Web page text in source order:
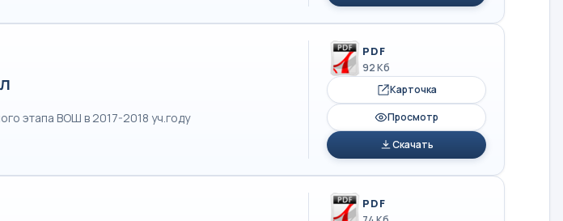
этапа ВОШ в 2017-2018 уч.году
PDF
92 Кб
Карточка
Просмотр
Скачать
PDF